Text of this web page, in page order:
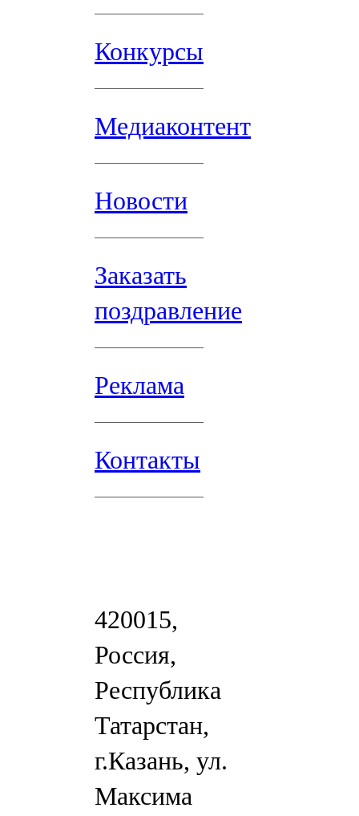
Конкурсы
Медиаконтент
Новости
Заказать
поздравление
Реклама
Контакты
420015,
Россия,
Республика
Татарстан,
г.Казань, ул.
Максима